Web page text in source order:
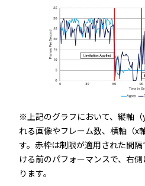
※上記のグラフにおいて、縦軸
れる画像やフレーム数、横軸（x
す。赤枠は制限が適用された間
ける前のパフォーマンスで、右
ります。